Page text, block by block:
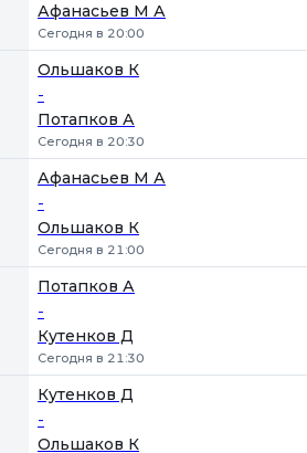
Афанасьев М А
Сегодня в 20:00
Ольшаков К
-
Потапков А
Сегодня в 20:30
Афанасьев М А
-
Ольшаков К
Сегодня в 21:00
Потапков А
-
Кутенков Д
Сегодня в 21:30
Кутенков Д
-
Ольшаков К